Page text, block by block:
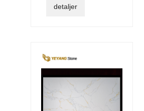
detaljer